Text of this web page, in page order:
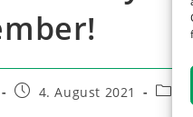
4. August 2021